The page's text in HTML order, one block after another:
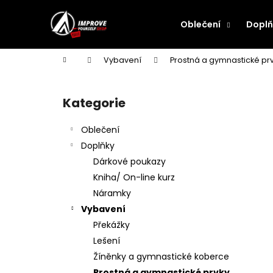
Oblečení
Domů Vybavení Prostná a gymnastické
Přeskočit
kategorie
Kategorie
Oblečení
Doplňky
Dárkové poukazy
Kniha/ On-line kurz
Náramky
Vybavení
Překážky
Lešení
Žíněnky a gymnastické koberce
í
Zpět
do
Zpět
do